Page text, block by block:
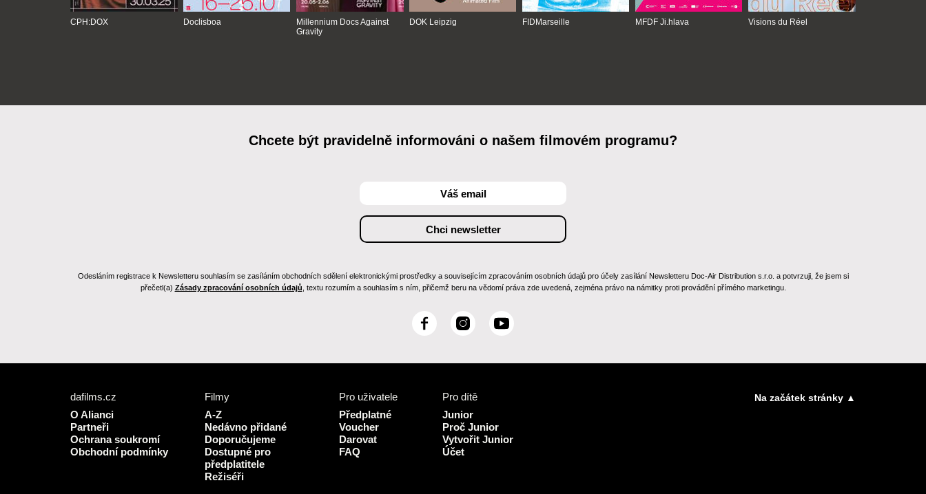
CPH:DOX Doclisboa
Millennium Docs Against
Gravity
DOK Leipzig FIDMarseille MFDF Ji.hlava Visions du Réel
Chcete být pravidelně informováni o našem filmovém programu?
Odesláním registrace k Newsletteru souhlasím se zasíláním obchodních sdělení elektronickými prostředky a souvisejícím zpracováním osobních údajů pro účely zasílání Newsletteru Doc-Air Distribution s.r.o. a potvrzuji, že jsem si
přečetl(a) Zásady zpracování osobních údajů , textu rozumím a souhlasím s ním, přičemž beru na vědomí práva zde uvedená, zejména právo na námitky proti provádění přímého marketingu.
F
I
g
r
a
m
Y
dafilms.cz
O Alianci
Partneři
Ochrana soukromí
Obchodní podmínky
Filmy
A-Z
Nedávno přidané
Doporučujeme
Dostupné pro
předplatitele
Režiséři
Pro uživatele
Předplatné
Voucher
Darovat
FAQ
Pro dítě
Junior
Proč Junior
Vytvořit Junior
Účet
Na začátek stránky ▲